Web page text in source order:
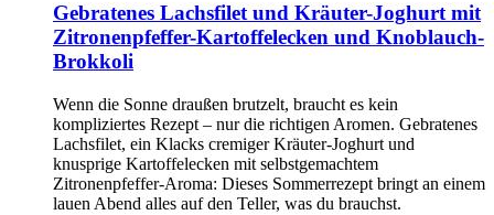
Gebratenes Lachsfilet und Kräuter-Joghurt mit
Zitronenpfeffer-Kartoffelecken und Knoblauch-
Brokkoli
Wenn die Sonne draußen brutzelt, braucht es kein
kompliziertes Rezept – nur die richtigen Aromen. Gebratenes
Lachsfilet, ein Klacks cremiger Kräuter-Joghurt und
knusprige Kartoffelecken mit selbstgemachtem
Zitronenpfeffer-Aroma: Dieses Sommerrezept bringt an einem
lauen Abend alles auf den Teller, was du brauchst.